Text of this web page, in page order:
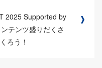
2025 Supported by
テンツ盛りだくさ
ろう！